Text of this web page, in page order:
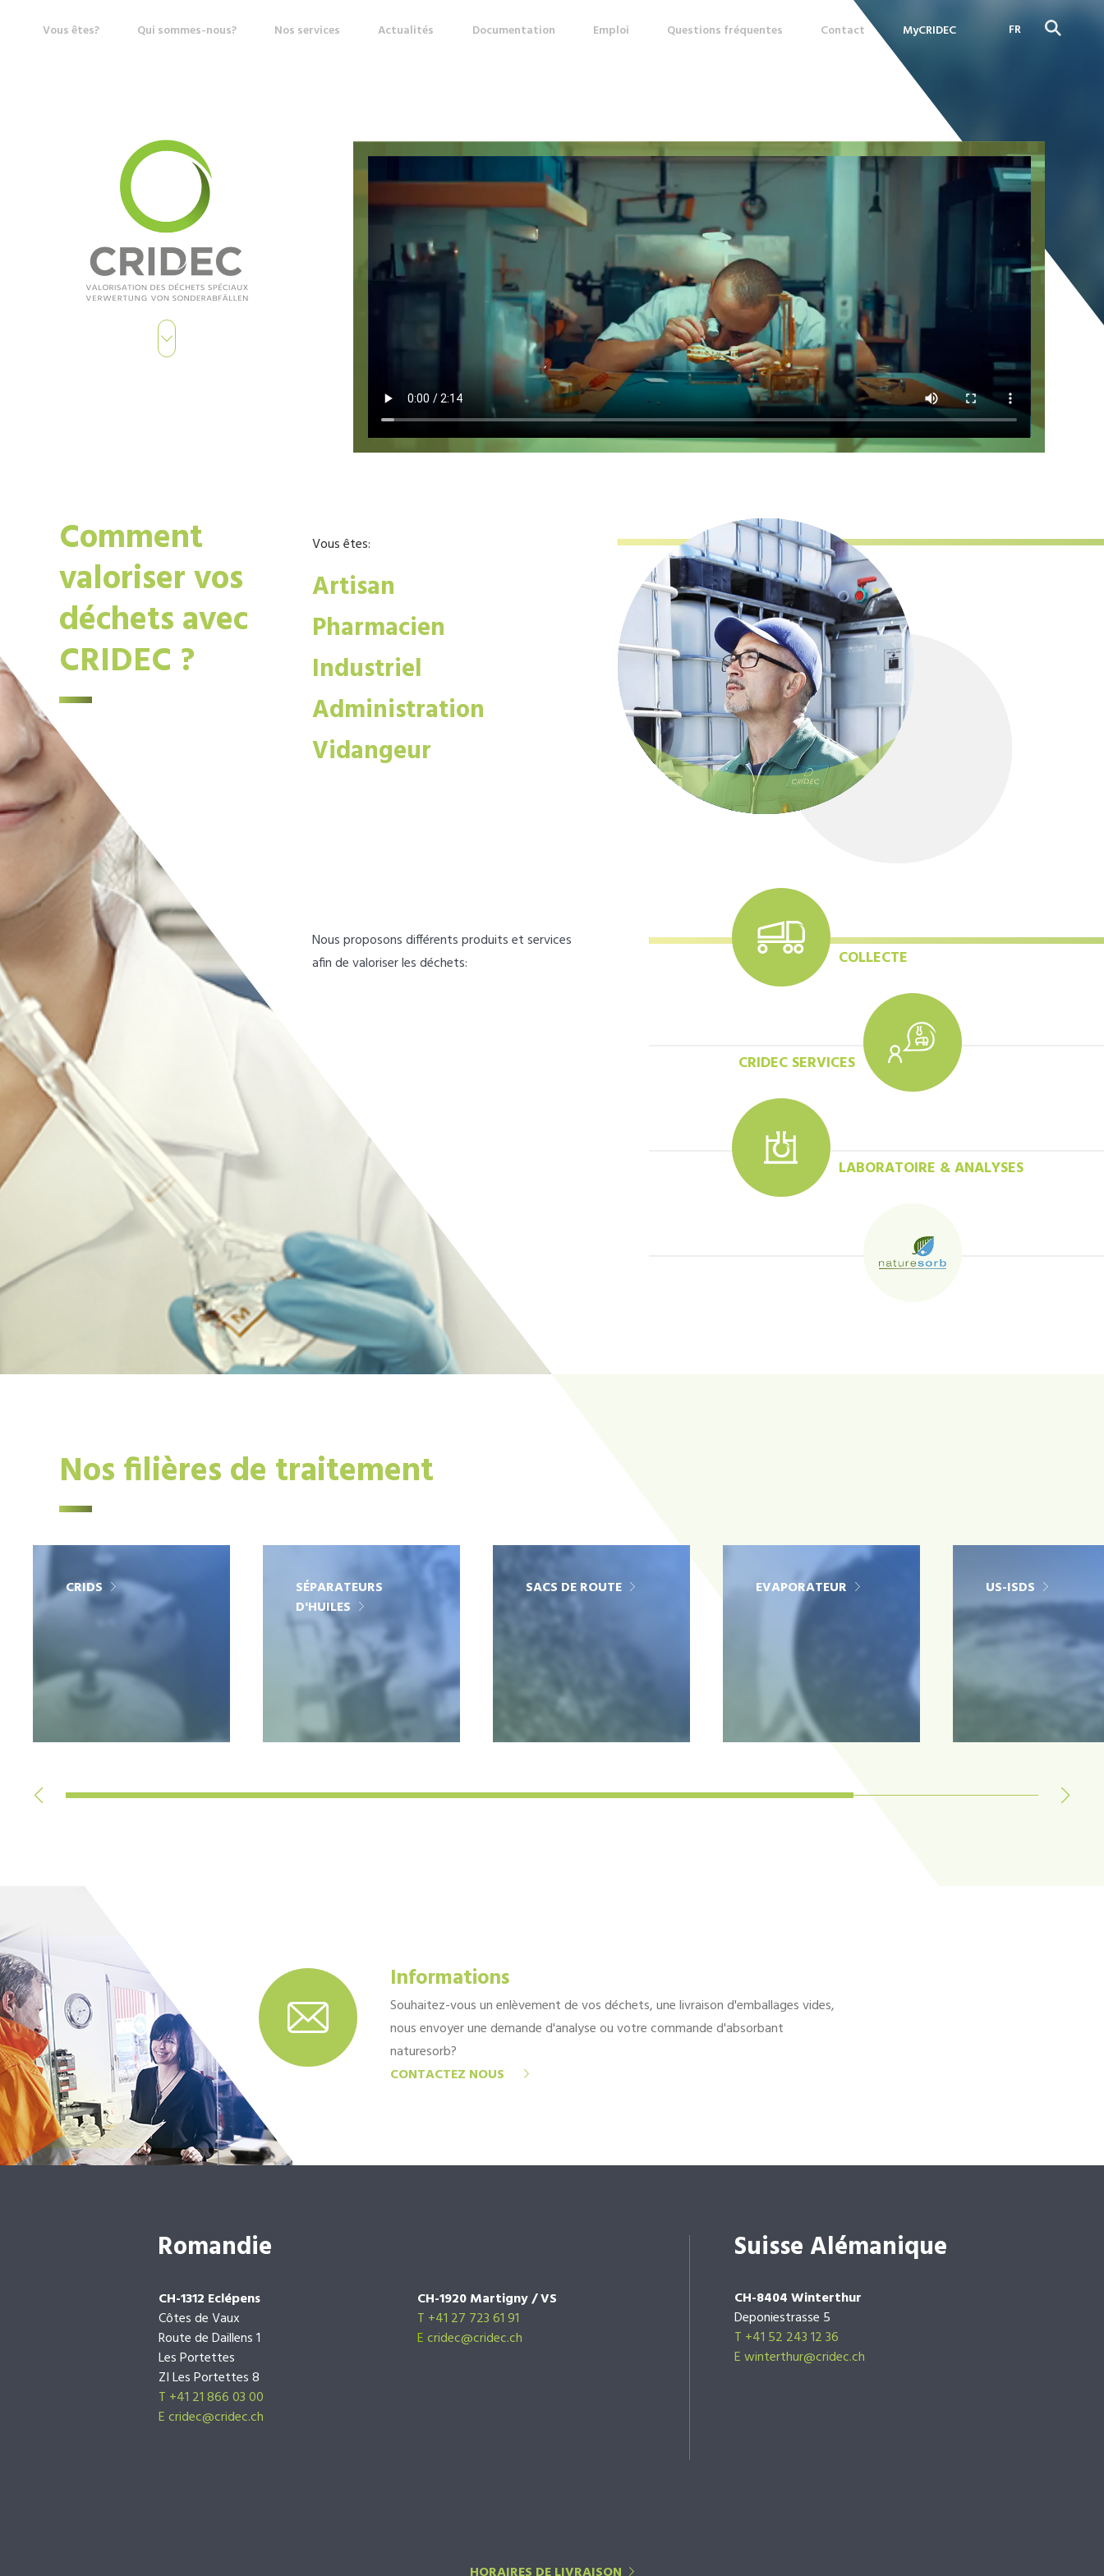
Vous êtes? Qui sommes-nous? Nos services Actualités Documentation Emploi Questions fréquentes Contact MyCRIDEC
FR
Comment
valoriser vos
déchets avec
CRIDEC ?
Vous êtes:
Artisan
Pharmacien
Industriel
Administration
Vidangeur
Nous proposons différents produits et services
afin de valoriser les déchets:
COLLECTE
CRIDEC SERVICES
LABORATOIRE & ANALYSES
Nos filières de traitement
CRIDS
SÉPARATEURS
D'HUILES
SACS DE ROUTE EVAPORATEUR US-ISDS
Informations
Souhaitez-vous un enlèvement de vos déchets, une livraison d'emballages vides,
nous envoyer une demande d'analyse ou votre commande d'absorbant
naturesorb?
CONTACTEZ NOUS
Romandie
CH-1312 Eclépens
Côtes de Vaux
Route de Daillens 1
Les Portettes
ZI Les Portettes 8
T +41 21 866 03 00
Ecridec@cridec.ch
CH-1920 Martigny / VS
T +41 27 723 61 91
Ecridec@cridec.ch
Suisse Alémanique
CH-8404 Winterthur
Deponiestrasse 5
T +41 52 243 12 36
E winterthur@cridec.ch